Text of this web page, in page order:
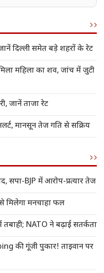
दिल्ली समेत बड़े शहरों के रेट
महिला का शव, जांच में जुटी
जानें ताजा रेट
मानसून तेज गति से सक्रिय
सपा-BJP में आरोप-प्रत्यार तेज
मिलेगा मनचाहा फल
NATO ने बढ़ाई सतर्कता
की गूंजी पुकार! ताइवान पर